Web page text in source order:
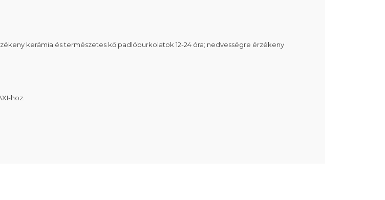
kerámia és természetes kő padlóburkolatok 12-24 óra; nedvességre érzékeny
hoz.